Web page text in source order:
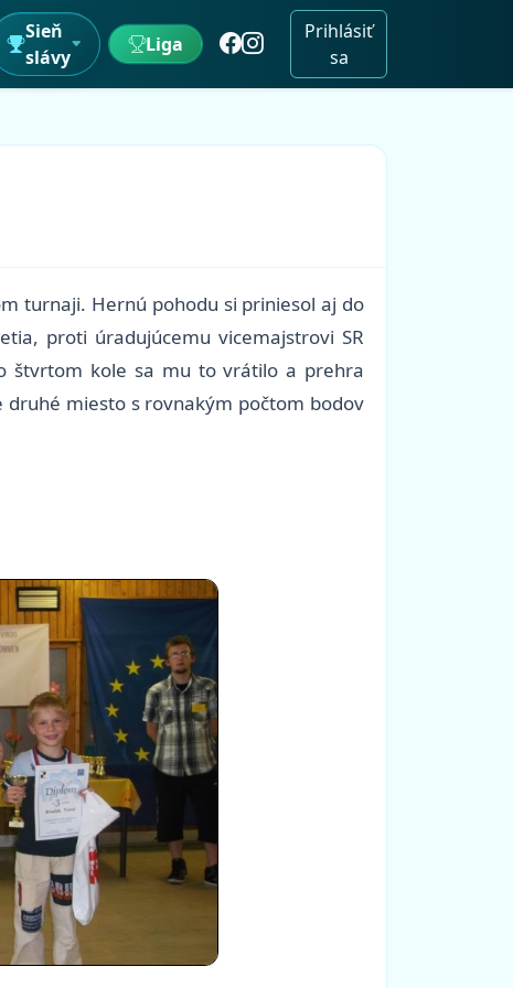
Sieň
slávy
Liga
Prihlásiť
sa
turnaji. Hernú pohodu si priniesol aj do
proti úradujúcemu vicemajstrovi SR
štvrtom kole sa mu to vrátilo a prehra
druhé miesto s rovnakým počtom bodov